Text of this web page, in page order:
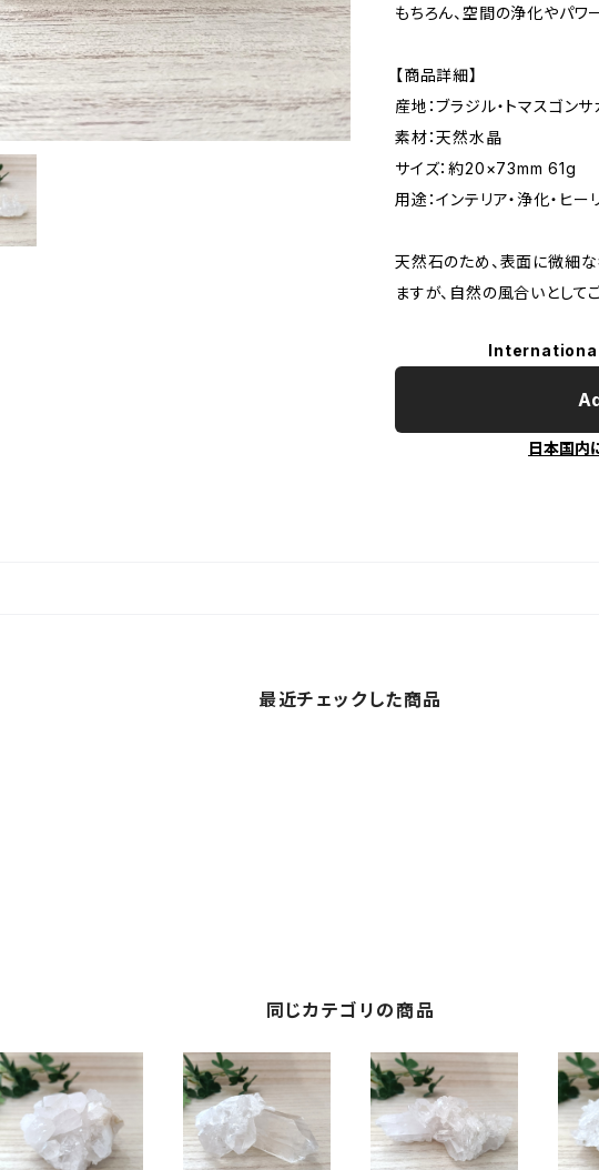
もちろん、空間の浄化やパワ
【商品詳細】
産地：ブラジル・トマスゴンサ
素材：天然水晶
サイズ：約20×73mm 61g
用途：インテリア・浄化・ヒー
天然石のため、表面に微細
ますが、自然の風合いとして
日本国内
最近チェックした商品
同じカテゴリの商品